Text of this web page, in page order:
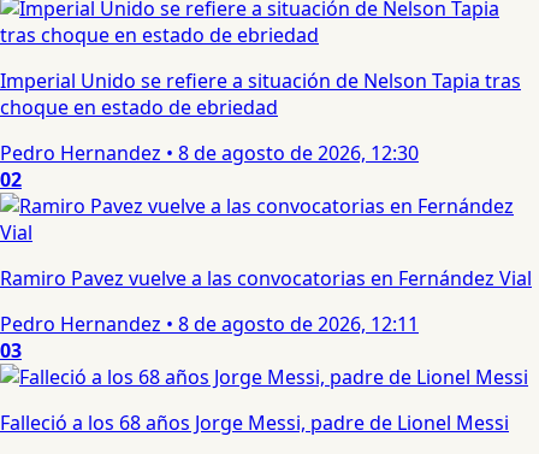
Imperial Unido se refiere a situación de Nelson Tapia tras
choque en estado de ebriedad
Pedro Hernandez • 8 de agosto de 2026, 12:30
02
Ramiro Pavez vuelve a las convocatorias en Fernández Vial
Pedro Hernandez • 8 de agosto de 2026, 12:11
03
Falleció a los 68 años Jorge Messi, padre de Lionel Messi